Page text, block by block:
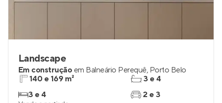
Landscape
Em construção em Balneário Perequê, Porto Belo
140 e 169 m²
3 e 4
3 e 4
2 e 3